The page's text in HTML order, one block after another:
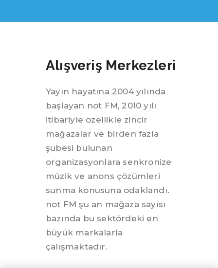
Alışveriş Merkezleri
Yayın hayatına 2004 yılında
başlayan not FM, 2010 yılı
itibariyle özellikle zincir
mağazalar ve birden fazla
şubesi bulunan
organizasyonlara senkronize
müzik ve anons çözümleri
sunma konusuna odaklandı.
not FM şu an mağaza sayısı
bazında bu sektördeki en
büyük markalarla
çalışmaktadır.
notFM yayın destek ekibi